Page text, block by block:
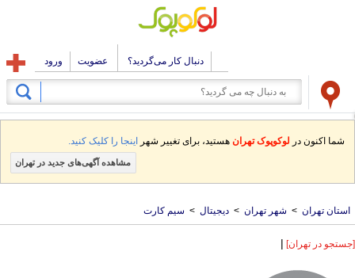
دنبال کار می‌گردید؟ عضویت ورود
شما اکنون در لوکوپوک تهران هستید، برای تغییر شهر اینجا را کلیک کنید.
مشاهده آگهی‌های جدید در تهران
استان تهران > شهر تهران > دیجیتال > سیم کارت
[جستجو در تهران] |